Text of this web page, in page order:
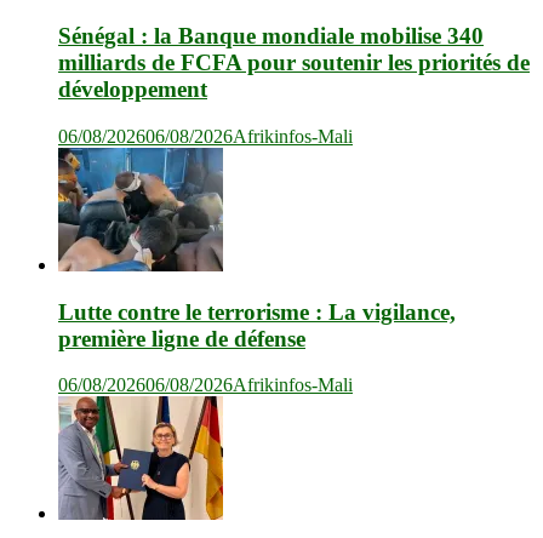
Sénégal : la Banque mondiale mobilise 340
milliards de FCFA pour soutenir les priorités de
développement
06/08/202606/08/2026Afrikinfos-Mali
Lutte contre le terrorisme : La vigilance,
première ligne de défense
06/08/202606/08/2026Afrikinfos-Mali